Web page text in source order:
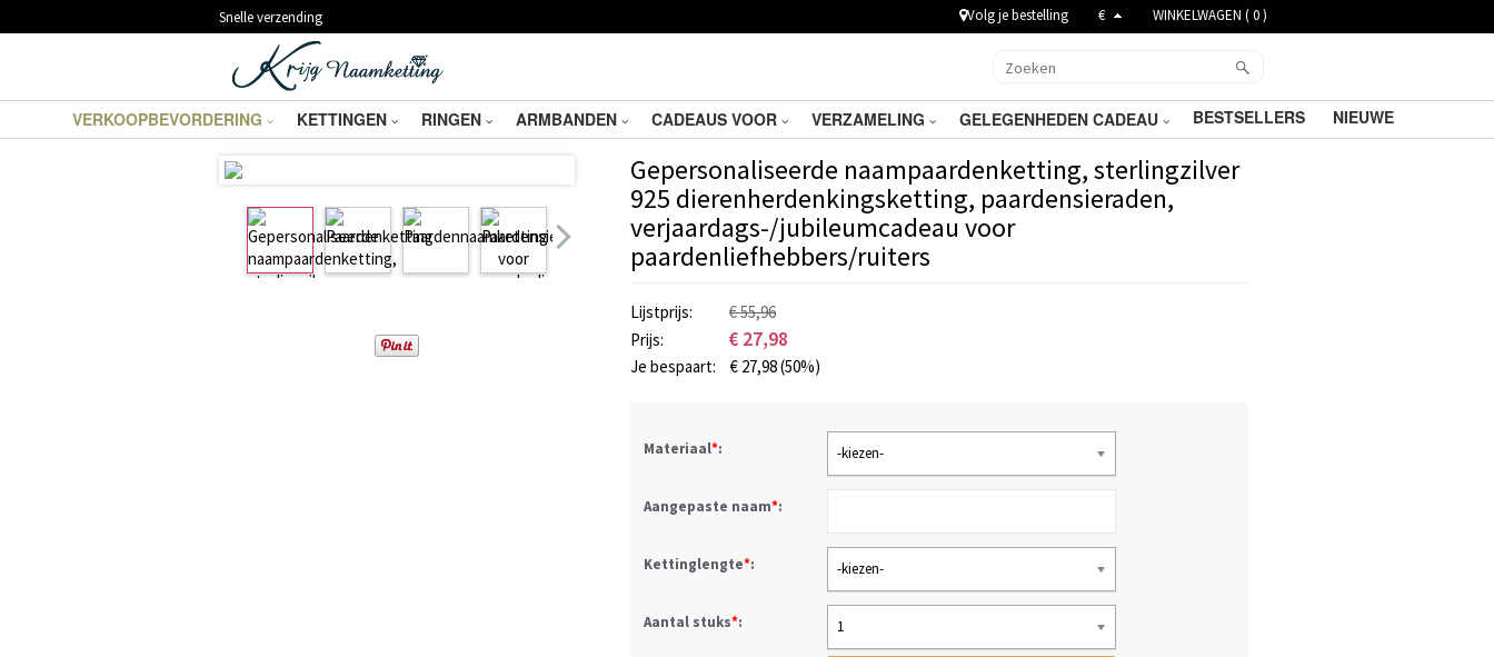
Snelle verzending Volg je bestelling € WINKELWAGEN (0)
VERKOOPBEVORDERING KETTINGEN RINGEN ARMBANDEN CADEAUS VOOR VERZAMELING GELEGENHEDEN CADEAU BESTSELLERS NIEUWE
Gepersonaliseerde naampaardenketting, sterlingzilver
925 dierenherdenkingsketting, paardensieraden,
verjaardags-/jubileumcadeau voor
paardenliefhebbers/ruiters
Lijstprijs:
€ 55,96
Prijs:
€ 27,98
Je bespaart: € 27,98(50%)
Materiaal*: -kiezen-
Aangepaste naam*:
Kettinglengte*: -kiezen-
Aantal stuks*: 1